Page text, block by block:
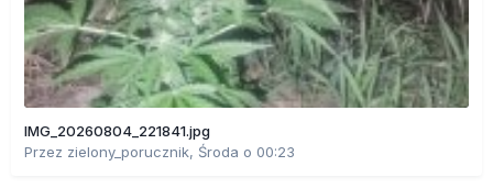
IMG_20260804_221841.jpg
Przez zielony_porucznik, Środa o 00:23